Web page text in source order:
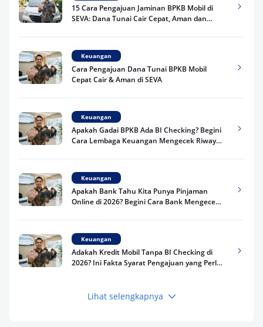
15 Cara Pengajuan Jaminan BPKB Mobil di
SEVA: Dana Tunai Cair Cepat, Aman dan
Keuangan
Cara Pengajuan Dana Tunai BPKB Mobil
Cepat Cair & Aman di SEVA
Keuangan
Apakah Gadai BPKB Ada BI Checking? Begini
Cara Lembaga Keuangan Mengecek Riwayat
Keuangan
Apakah Bank Tahu Kita Punya Pinjaman
Online di 2026? Begini Cara Bank Mengecek
Keuangan
Adakah Kredit Mobil Tanpa BI Checking di
2026? Ini Fakta Syarat Pengajuan yang Perlu
Keuangan
Lihat selengkapnya